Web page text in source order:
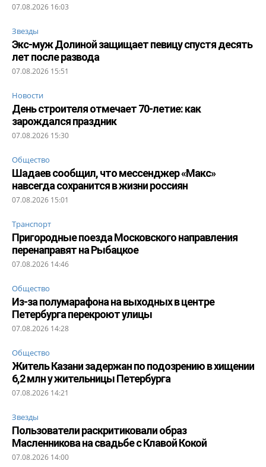
07.08.2026 16:03
Звезды
Экс-муж Долиной защищает певицу спустя десять
лет после развода
07.08.2026 15:51
Новости
День строителя отмечает 70-летие: как
зарождался праздник
07.08.2026 15:30
Общество
Шадаев сообщил, что мессенджер «Макс»
навсегда сохранится в жизни россиян
07.08.2026 15:01
Транспорт
Пригородные поезда Московского направления
перенаправят на Рыбацкое
07.08.2026 14:46
Общество
Из-за полумарафона на выходных в центре
Петербурга перекроют улицы
07.08.2026 14:28
Общество
Житель Казани задержан по подозрению в хищении
6,2 млн у жительницы Петербурга
07.08.2026 14:21
Звезды
Пользователи раскритиковали образ
Масленникова на свадьбе с Клавой Кокой
07.08.2026 14:00